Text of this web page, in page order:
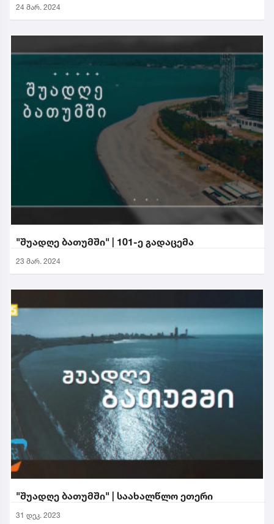
24 მარ. 2024
"შუადღე ბათუმში" | 101-ე გადაცემა
23 მარ. 2024
"შუადღე ბათუმში" | საახალწლო ეთერი
31 დეკ. 2023